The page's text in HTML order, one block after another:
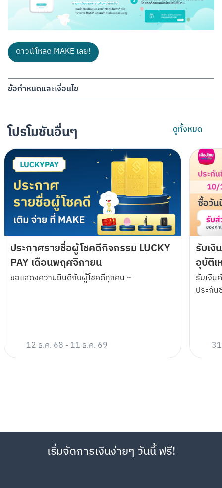
ดาวน์โหลด MAKE เลย!
ข้อกำหนดและเงื่อนไข
อิเล็กทรอนิกส์ (K-eSavings) ผ่านแอปพลิเคชัน MAKE by KBank
เท่านั้น
ระยะเวลาส่งเสริมการขาย: ตั้งแต่วันที่ 16 มิถุนายน 2566 ถึงวันที่ 15
กันยายน 2566
ลูกค้าจะได้รับรหัสสำหรับแลกรับเหรียญ Webtoon 400 เหรียญ เมื่อเปิด
บัญชีเงินฝากออมทรัพย์อิเล็กทรอนิกส์ (K-eSavings) ผ่านแอปพลิเคชัน
MAKE by KBank สำเร็จ โดยจะต้องกรอกรหัสผู้แนะนำ KR8737 ในขั้น
ตอนเปิดบัญชี และปฏิบัติตามเงื่อนไขถูกต้องครบทั้ง 2 ภารกิจครบถ้วน
ดังนี้
ภารกิจที่ 1: ย้ายเงินเข้า Cloud Pocket ของตนเอง ด้วยวิธีย้ายเงินจาก
Cashbox เข้า Cloud Pocket ของตนเอง หรือ ย้ายเงิน/โอนเงินออก
ระหว่าง Cloud Pocket ของตนเอง เป็นจำนวนเงินขั้นต่ำ 200 บาท ต่อ
ครั้ง อย่างน้อย 1 ครั้ง ในระหว่างระยะเวลาส่งเสริมการขาย
ภารกิจที่ 2: โอนเงินออกจาก Cloud Pocket ใดก็ได้ของตนเอง (ไม่
กำหนดจำนวนเงินขั้นต่ำ) อย่างน้อย 1 ครั้ง ด้วยวิธีใดวิธีหนึ่งดังนี้ ใน
เงื่อนไขภารกิจนี้)
เท่านั้น
มูลค่าของเหรียญ Webtoon 400 เหรียญที่ลูกค้าได้รับ มีมูลค่าเทียบเท่า
เงิน 150 บาท คิดคำนวณเทียบเท่ากับอัตราดอกเบี้ยร้อยละ 1 ต่อปี จาก
โปรโมชันอื่นๆ ดูทั้งหมด
ประกาศรายชื่อผู้โชคดีกิจกรรม LUCKY
PAY เดือนพฤศจิกายน
ขอแสดงความยินดีกับผู้โชคดีทุกคน ~
12 ธ.ค. 68 -11 ธ.ค. 69
รับเงิ
อุบัติ
รับเงิน
ประกัน
เริ่มจัดการเงินง่ายๆ วันนี้ ฟรี!